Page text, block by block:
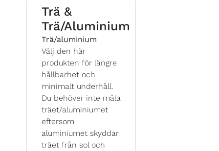
Trä &
Trä/Aluminium
Trä/aluminium
Välj den här
produkten för längre
hållbarhet och
minimalt underhåll.
Du behöver inte måla
träet/aluminiumet
eftersom
aluminiumet skyddar
träet från sol och